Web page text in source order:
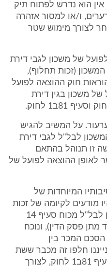
הוא אין הוא נדרש לפתוח תיק
ו/או למסור אזהרה
לצורך מימוש שטר
של משכון לגבי דירת
סעיף 14 לחוק המשכון (זכות תחלוף),
חוק ההוצאה לפועל
של משכון בגין דירת
על המשיב להגיש
לבל"ל לגבי דירת
זו תנוהל בהתאם
לאופן ההוצאה לפועל של
המיוחדות של
מודעים לקיומה של זכות
המשיב למימוש שטר המשכון לבל"ל מכוח סעיף 14
מיום 26.1.09 (מועד מתן פסק הדין), ונוכח
הסכם המכר בין
חלפו זה מכבר ששת
חודשי ההמתנה הקבועים בסעיף 81ב1 לחוק, לצורך